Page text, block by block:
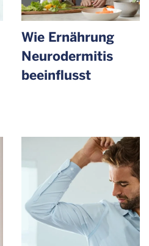
Wie Ernährung
Neurodermitis
beeinflusst